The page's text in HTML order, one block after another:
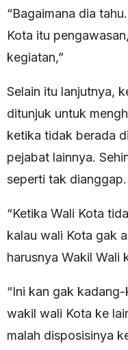
“Bagaimana dia
Kota itu
kegiatan,”
Selain itu lanjutnya,
ditunjuk untuk
ketika tidak berada
pejabat lainnya.
seperti tak dianggap.
“Ketika Wali Kota
kalau wali Kota gak
harusnya Wakil Wali
“Ini kan gak
wakil wali Kota ke
malah disposisinya